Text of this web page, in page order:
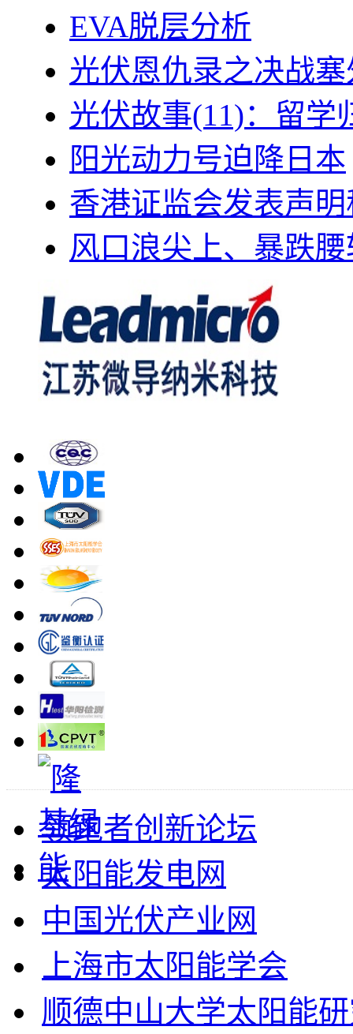
EVA脱层分析
光伏恩仇录之决战
光伏故事(11)：留学
阳光动力号迫降日本
香港证监会发表声
风口浪尖上、暴跌
领跑者创新论坛
太阳能发电网
中国光伏产业网
上海市太阳能学会
顺德中山大学太阳能